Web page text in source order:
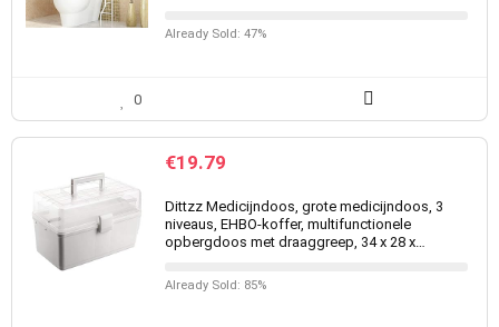
Already Sold: 47%
0
€19.79
Dittzz Medicijndoos, grote medicijndoos, 3
niveaus, EHBO-koffer, multifunctionele
opbergdoos met draaggreep, 34 x 28 x…
Already Sold: 85%